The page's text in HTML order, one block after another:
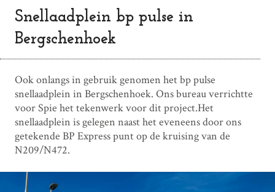
Snellaadplein bp pulse in
Bergschenhoek
Ook onlangs in gebruik genomen het bp pulse
snellaadplein in Bergschenhoek. Ons bureau verrichtte
voor Spie het tekenwerk voor dit project.Het
snellaadplein is gelegen naast het eveneens door ons
getekende BP Express punt op de kruising van de
N209/N472.